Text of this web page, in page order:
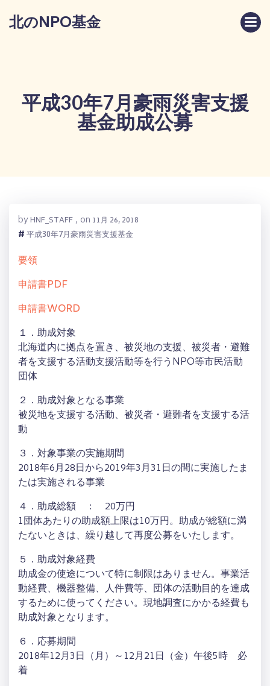
ス
キ
ッ
プ
北のNPO基金
平成30年7月豪雨災害支援
基金助成公募
byHNF_STAFF , on 11月 26, 2018
#平成30年7月豪雨災害支援基金
要領
申請書PDF
申請書WORD
１．助成対象
北海道内に拠点を置き、被災地の支援、被災者・避難
者を支援する活動支援活動等を行うNPO等市民活動
団体
２．助成対象となる事業
被災地を支援する活動、被災者・避難者を支援する活
動
３．対象事業の実施期間
2018年6月28日から2019年3月31日の間に実施したま
たは実施される事業
４．助成総額 ： 20万円
1団体あたりの助成額上限は10万円。助成が総額に満
たないときは、繰り越して再度公募をいたします。
５．助成対象経費
助成金の使途について特に制限はありません。事業活
動経費、機器整備、人件費等、団体の活動目的を達成
するために使ってください。現地調査にかかる経費も
助成対象となります。
６．応募期間
2018年12月3日（月）～12月21日（金）午後5時 必
着